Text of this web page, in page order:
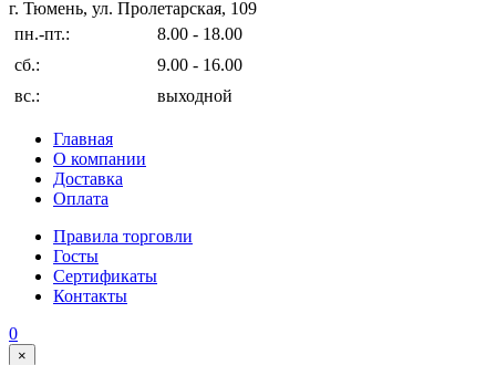
г. Тюмень, ул. Пролетарская, 109
пн.-пт.:
8.00 - 18.00
сб.:
9.00 - 16.00
вс.:
выходной
Главная
О компании
Доставка
Оплата
Правила торговли
Госты
Сертификаты
Контакты
0
×